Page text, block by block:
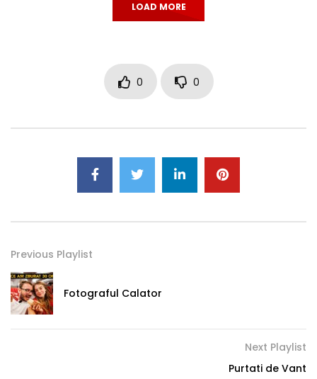
LOAD MORE
0 0
Previous Playlist
Fotograful Calator
Next Playlist
Purtati de Vant